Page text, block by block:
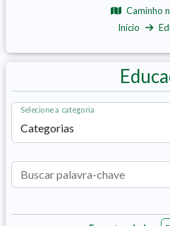
Caminho
Início
Selecione a categoria